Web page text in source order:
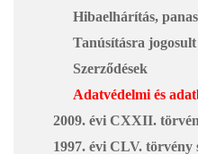
Hibaelhárítás,
Tanúsításra jogosult
Szerződések
Adatvédelmi és
2009. évi CXXII.
1997. évi CLV.